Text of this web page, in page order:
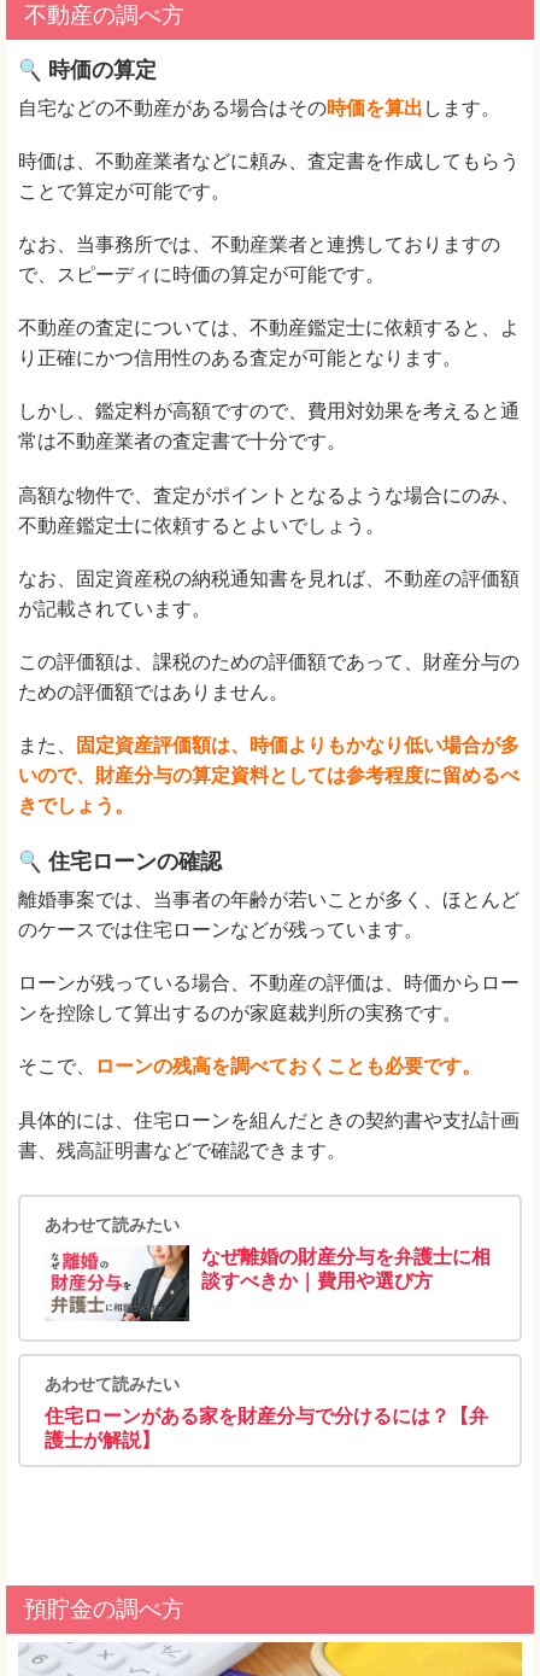
不動産の調べ方
時価の算定
自宅などの不動産がある場合はその時価を算出 します。
時価は、不動産業者などに頼み、査定書を作成してもらう
ことで算定が可能です。
なお、当事務所では、不動産業者と連携しておりますの
で、スピーディに時価の算定が可能です。
不動産の査定については、不動産鑑定士に依頼すると、よ
り正確にかつ信用性のある査定が可能となります。
しかし、鑑定料が高額ですので、費用対効果を考えると通
常は不動産業者の査定書で十分です。
高額な物件で、査定がポイントとなるような場合にのみ、
不動産鑑定士に依頼するとよいでしょう。
なお、固定資産税の納税通知書を見れば、不動産の評価額
が記載されています。
この評価額は、課税のための評価額であって、財産分与の
ための評価額ではありません。
また、
固定資産評価額は、時価よりもかなり低い場合が多
いので、財産分与の算定資料としては参考程度に留めるべ
きでしょう。
住宅ローンの確認
離婚事案では、当事者の年齢が若いことが多く、ほとんど
のケースでは住宅ローンなどが残っています。
ローンが残っている場合、不動産の評価は、時価からロー
ンを控除して算出するのが家庭裁判所の実務です。
そこで、 ローンの残高を調べておくことも必要です。
具体的には、住宅ローンを組んだときの契約書や支払計画
書、残高証明書などで確認できます。
あわせて読みたい
なぜ離婚の財産分与を弁護士に相
談すべきか｜費用や選び方
あわせて読みたい
住宅ローンがある家を財産分与で分けるには？【弁
護士が解説】
預貯金の調べ方